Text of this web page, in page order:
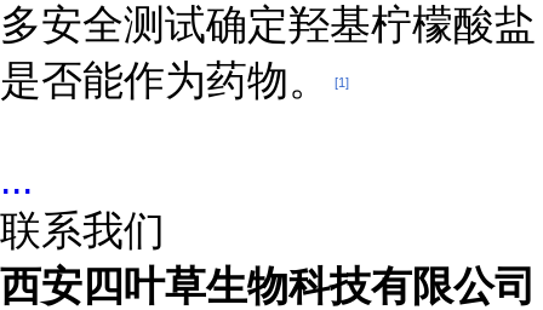
多安全测试确定羟基柠檬酸盐
是否能作为药物。
[1]
...
联系我们
西安四叶草生物科技有限公司